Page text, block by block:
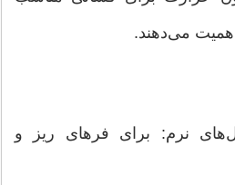
می‌دهند.
نرم: برای فرهای ریز و